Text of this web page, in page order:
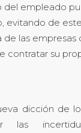
del empleado
evitando de
de las empresas
contratar su
dicción de
las